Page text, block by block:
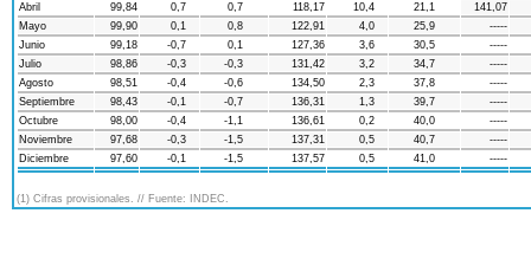
Abril
99,84 0,7 0,7 118,17 10,4 21,1
141,07
Mayo
99,90 0,1 0,8 122,91 4,0 25,9
-----
Junio
99,18 -0,7 0,1 127,36 3,6 30,5
-----
Julio
98,86 -0,3 -0,3 131,42 3,2 34,7
-----
Agosto
98,51 -0,4 -0,6 134,50 2,3 37,8
-----
Septiembre
98,43 -0,1 -0,7 136,31 1,3 39,7
-----
Octubre
98,00 -0,4 -1,1 136,61 0,2 40,0
-----
Noviembre
97,68 -0,3 -1,5 137,31 0,5 40,7
-----
Diciembre
97,60 -0,1 -1,5 137,57 0,5 41,0 -----
(1) Cifras provisionales. // Fuente: INDEC.